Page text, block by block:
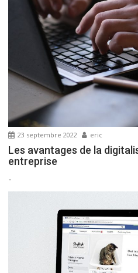
’
a
i
c
l
23 septembre 2022 eric
Les avantages de la
entreprise
-